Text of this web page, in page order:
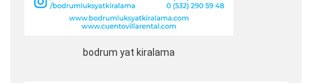
bodrum yat kiralama